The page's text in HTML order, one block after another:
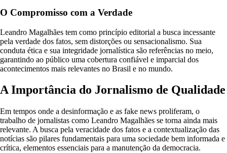
O Compromisso com a Verdade
Leandro Magalhães tem como princípio editorial a busca incessante
pela verdade dos fatos, sem distorções ou sensacionalismo. Sua
conduta ética e sua integridade jornalística são referências no meio,
garantindo ao público uma cobertura confiável e imparcial dos
acontecimentos mais relevantes no Brasil e no mundo.
A Importância do Jornalismo de Qualidade
Em tempos onde a desinformação e as fake news proliferam, o
trabalho de jornalistas como Leandro Magalhães se torna ainda mais
relevante. A busca pela veracidade dos fatos e a contextualização das
notícias são pilares fundamentais para uma sociedade bem informada e
crítica, elementos essenciais para a manutenção da democracia.